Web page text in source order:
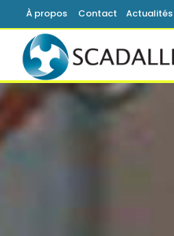
À propos Contact Actualités